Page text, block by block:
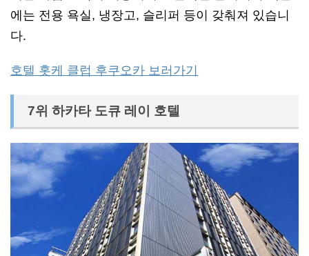
에는 전용 욕실, 냉장고, 슬리퍼 등이 갖춰져 있습니
다.
호텔 홋케 클럽 후쿠오카 보러가기
7위 하카타 도큐 레이 호텔